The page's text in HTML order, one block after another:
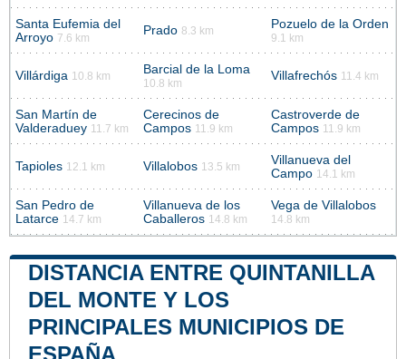
Santa Eufemia del
Arroyo 7.6 km
Prado 8.3 km Pozuelo de la Orden
9.1 km
Villárdiga 10.8 km Barcial de la Loma
10.8 km
Villafrechós 11.4 km
San Martín de
Valderaduey 11.7 km
Cerecinos de
Campos 11.9 km
Castroverde de
Campos 11.9 km
Tapioles 12.1 km Villalobos 13.5 km
Villanueva del
Campo 14.1 km
San Pedro de
Latarce 14.7 km
Villanueva de los
Caballeros 14.8 km
Vega de Villalobos
14.8 km
DISTANCIA ENTRE QUINTANILLA
DEL MONTE Y LOS
PRINCIPALES MUNICIPIOS DE